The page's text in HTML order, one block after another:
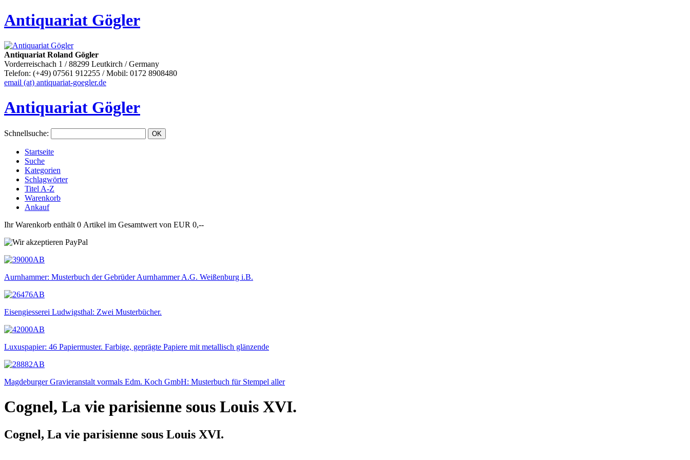
Antiquariat Gögler
Antiquariat Roland Gögler
Vorderreischach 1 / 88299 Leutkirch / Germany
Telefon: (+49) 07561 912255 / Mobil: 0172 8908480
email (at) antiquariat-goegler.de
Antiquariat Gögler
Schnellsuche:
Startseite
Suche
Kategorien
Schlagwörter
Titel A-Z
Warenkorb
Ankauf
Ihr Warenkorb enthält 0 Artikel im Gesamtwert von EUR 0,--
Aurnhammer: Musterbuch der Gebrüder Aurnhammer A.G. Weißenburg i.B.
Eisengiesserei Ludwigsthal: Zwei Musterbücher.
Luxuspapier: 46 Papiermuster. Farbige, geprägte Papiere mit metallisch glänzende
Magdeburger Gravieranstalt vormals Edm. Koch GmbH: Musterbuch für Stempel aller
Cognel, La vie parisienne sous Louis XVI.
Cognel, La vie parisienne sous Louis XVI.